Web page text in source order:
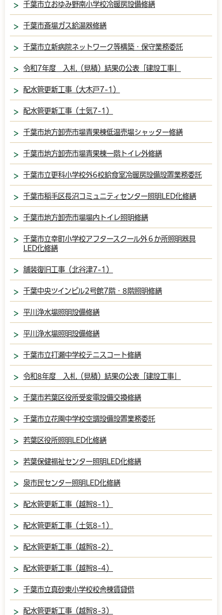
千葉市立おゆみ野南小学校冷暖房設備修繕
千葉市斎場ガス給湯器修繕
千葉市立新病院ネットワーク等構築・保守業務委託
令和7年度 入札（見積）結果の公表「建設工事」
配水管更新工事（大木戸7-1）
配水管更新工事（土気7-1）
千葉市地方卸売市場青果棟低温売場シャッター修繕
千葉市地方卸売市場青果棟一階トイレ外修繕
千葉市立更科小学校外6校給食室冷暖房設備設置業務委託
千葉市稲毛区長沼コミュニティセンター照明LED化修繕
千葉市地方卸売市場場内トイレ照明修繕
千葉市立幸町小学校アフタースクール外６か所照明器具
LED化修繕
舗装復旧工事（北谷津7-1）
千葉中央ツインビル2号館7階・8階照明修繕
平川浄水場照明設備修繕
平川浄水場照明設備修繕
千葉市立打瀬中学校テニスコート修繕
令和8年度 入札（見積）結果の公表「建設工事」
千葉市若葉区役所受変電設備交換修繕
千葉市立花園中学校空調設備設置業務委託
若葉区役所照明LED化修繕
若葉保健福祉センター照明LED化修繕
泉市民センター照明LED化修繕
配水管更新工事（越智8-1）
配水管更新工事（土気8-1）
配水管更新工事（越智8-2）
配水管更新工事（越智8-4）
千葉市立真砂東小学校校舎棟賃貸借
配水管更新工事（越智8-3）